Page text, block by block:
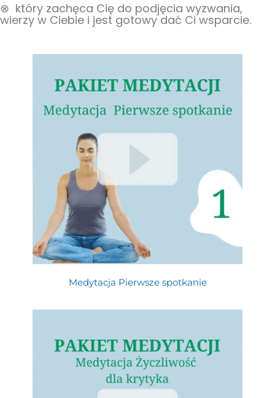
⊗ który zachęca Cię do podjęcia wyzwania,
wierzy w Ciebie i jest gotowy dać Ci wsparcie.
Medytacja Pierwsze spotkanie